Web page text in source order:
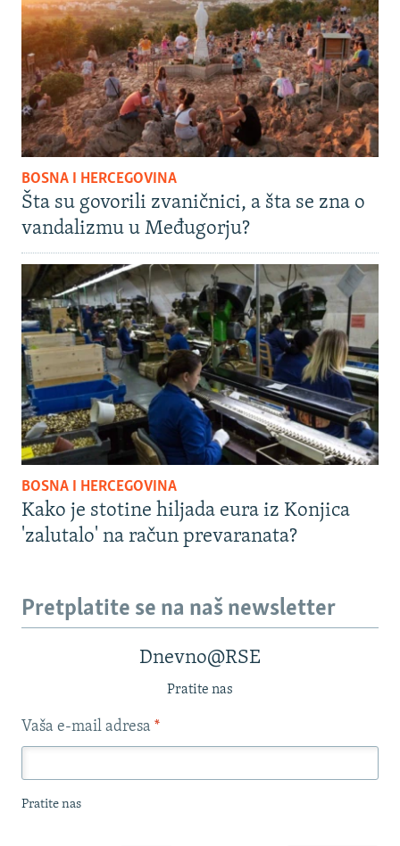
BOSNA I HERCEGOVINA
Šta su govorili zvaničnici, a šta se zna o
vandalizmu u Međugorju?
BOSNA I HERCEGOVINA
Kako je stotine hiljada eura iz Konjica
'zalutalo' na račun prevaranata?
Pretplatite se na naš newsletter
Dnevno@RSE
Pratite nas
Vaša e-mail adresa *
Pratite nas